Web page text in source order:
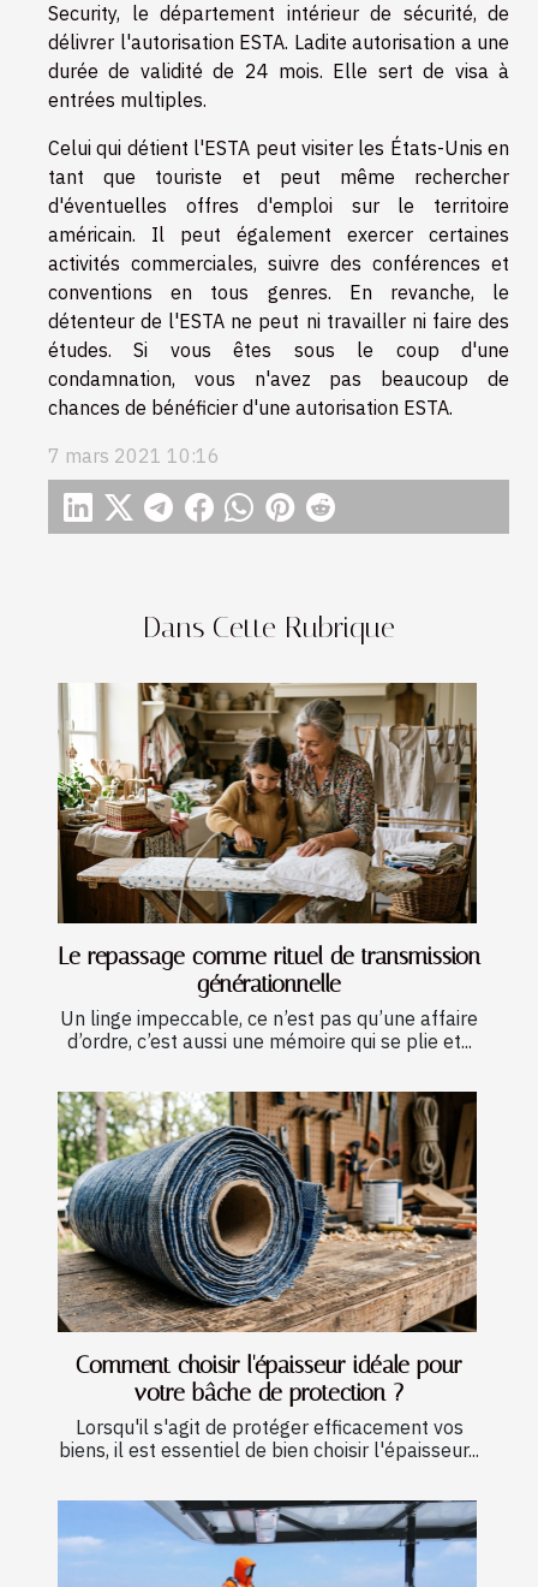
Dans Cette Rubrique
Le repassage comme rituel de transmission
générationnelle
Un linge impeccable, ce n’est pas qu’une affaire
d’ordre, c’est aussi une mémoire qui se plie et...
Comment choisir l'épaisseur idéale pour
votre bâche de protection ?
Lorsqu'il s'agit de protéger efficacement vos
biens, il est essentiel de bien choisir l'épaisseur...
Security, le département intérieur de sécurité, de
délivrer l'autorisation ESTA. Ladite autorisation a une
durée de validité de 24 mois. Elle sert de visa à
entrées multiples.
Celui qui détient l'ESTA peut visiter les États-Unis en
tant que touriste et peut même rechercher
d'éventuelles offres d'emploi sur le territoire
américain. Il peut également exercer certaines
activités commerciales, suivre des conférences et
conventions en tous genres. En revanche, le
détenteur de l'ESTA ne peut ni travailler ni faire des
études. Si vous êtes sous le coup d'une
condamnation, vous n'avez pas beaucoup de
chances de bénéficier d'une autorisation ESTA.
7 mars 2021 10:16